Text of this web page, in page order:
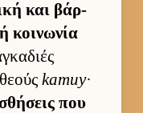
και βάρ­
κοι­νωνία
kamuy·
που